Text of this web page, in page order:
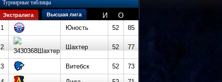
Турнирные таблицы
Экстралига Высшая лига И О
1 Юность 52 85
2 Шахтер 52 77
3 Витебск 52 73